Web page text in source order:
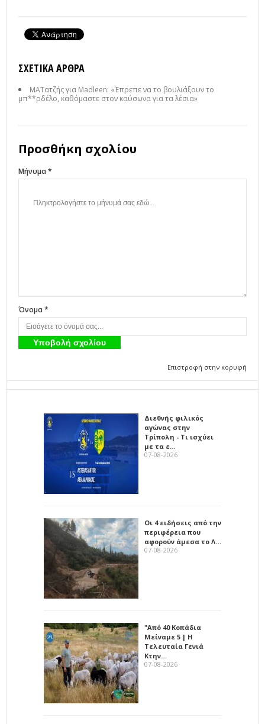
ΣΧΕΤΙΚΆ ΆΡΘΡΑ
ΜΑΤατζής για Madleen: «Έπρεπε να το βουλιάξουν το
μπ**ρδέλο, καθόμαστε στον καύσωνα για τα λέσια»
Προσθήκη σχολίου
Μήνυμα *
Όνομα *
Επιστροφή στην κορυφή
Διεθνής φιλικός
αγώνας στην
Τρίπολη - Τι ισχύει
με τα ε…
07-08-2026
Οι 4 ειδήσεις από την
περιφέρεια που
αφορούν άμεσα το Λ…
07-08-2026
"Από 40 Κοπάδια
Μείναμε 5 | Η
Τελευταία Γενιά
Κτην…
07-08-2026